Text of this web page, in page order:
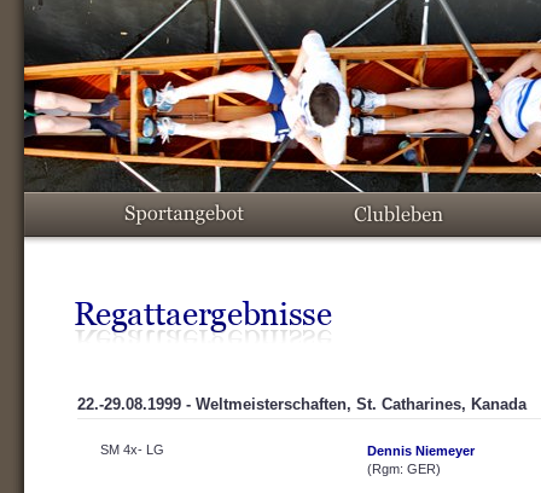
22.-29.08.1999 - Weltmeisterschaften, St. Catharines, Kanada
SM 4x- LG
Dennis Niemeyer
(Rgm: GER)